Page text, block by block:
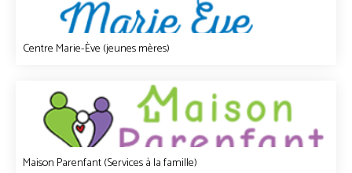
Centre Marie-Ève (jeunes mères)
Maison Parenfant (Services à la famille)